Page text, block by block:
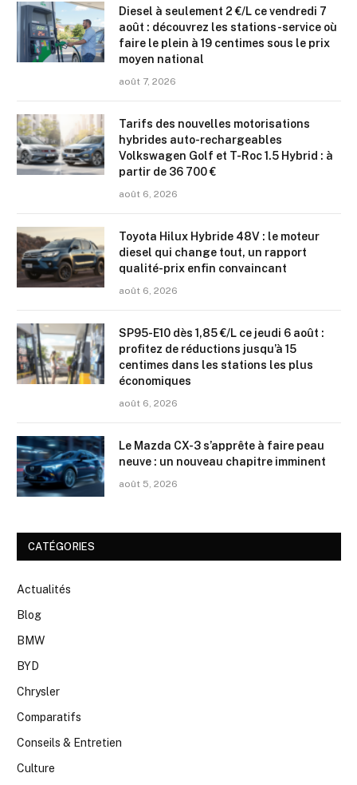
Diesel à seulement 2 €/L ce vendredi 7
août : découvrez les stations-service où
faire le plein à 19 centimes sous le prix
moyen national
août 7, 2026
Tarifs des nouvelles motorisations
hybrides auto-rechargeables
Volkswagen Golf et T-Roc 1.5 Hybrid : à
partir de 36 700 €
août 6, 2026
Toyota Hilux Hybride 48V : le moteur
diesel qui change tout, un rapport
qualité-prix enfin convaincant
août 6, 2026
SP95-E10 dès 1,85 €/L ce jeudi 6 août :
profitez de réductions jusqu’à 15
centimes dans les stations les plus
économiques
août 6, 2026
Le Mazda CX-3 s’apprête à faire peau
neuve : un nouveau chapitre imminent
août 5, 2026
CATÉGORIES
Actualités
Blog
BMW
BYD
Chrysler
Comparatifs
Conseils & Entretien
Culture